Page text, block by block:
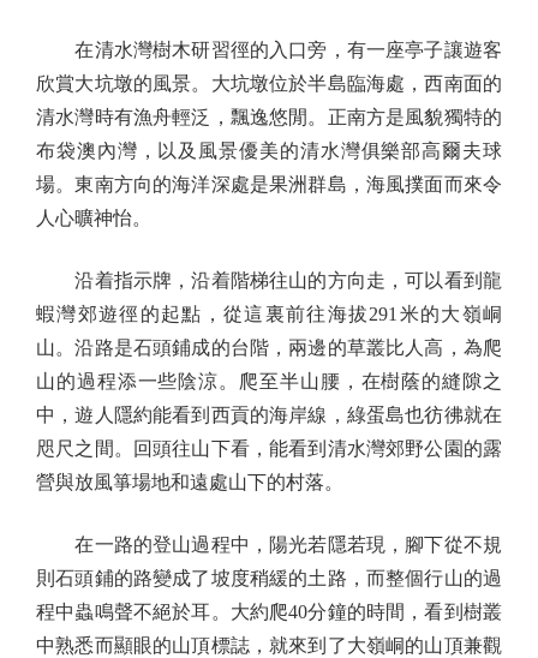
在清水灣樹木研習徑的入口旁，有一座亭子讓遊客
欣賞大坑墩的風景。大坑墩位於半島臨海處，西南面的
清水灣時有漁舟輕泛，飄逸悠閒。正南方是風貌獨特的
布袋澳內灣，以及風景優美的清水灣俱樂部高爾夫球
場。東南方向的海洋深處是果洲群島，海風撲面而來令
人心曠神怡。
沿着指示牌，沿着階梯往山的方向走，可以看到龍
蝦灣郊遊徑的起點，從這裏前往海拔291米的大嶺峒
山。沿路是石頭鋪成的台階，兩邊的草叢比人高，為爬
山的過程添一些陰涼。爬至半山腰，在樹蔭的縫隙之
中，遊人隱約能看到西貢的海岸線，綠蛋島也彷彿就在
咫尺之間。回頭往山下看，能看到清水灣郊野公園的露
營與放風箏場地和遠處山下的村落。
在一路的登山過程中，陽光若隱若現，腳下從不規
則石頭鋪的路變成了坡度稍緩的土路，而整個行山的過
程中蟲鳴聲不絕於耳。大約爬40分鐘的時間，看到樹叢
中熟悉而顯眼的山頂標誌，就來到了大嶺峒的山頂兼觀